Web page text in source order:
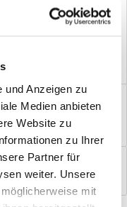
und Anzeigen zu
Medien anbieten
Website zu
zu Ihrer
Partner für
weiter. Unsere
mit
konfigurieren und
mehr